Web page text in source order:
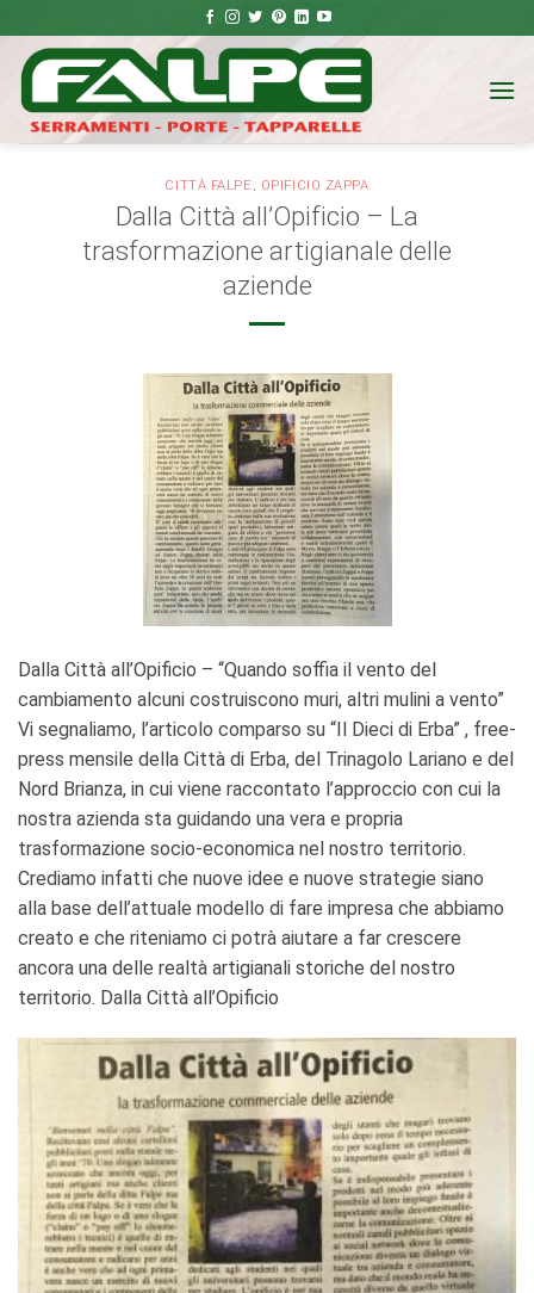
ai
contenuti
CITTÀ FALPE , OPIFICIO ZAPPA
Dalla Città all’Opificio – La
trasformazione artigianale delle
aziende
Dalla Città all’Opificio – “Quando soffia il vento del
cambiamento alcuni costruiscono muri, altri mulini a vento”
Vi segnaliamo, l’articolo comparso su “Il Dieci di Erba” , free-
press mensile della Città di Erba, del Trinagolo Lariano e del
Nord Brianza, in cui viene raccontato l’approccio con cui la
nostra azienda sta guidando una vera e propria
trasformazione socio-economica nel nostro territorio.
Crediamo infatti che nuove idee e nuove strategie siano
alla base dell’attuale modello di fare impresa che abbiamo
creato e che riteniamo ci potrà aiutare a far crescere
ancora una delle realtà artigianali storiche del nostro
territorio. Dalla Città all’Opificio